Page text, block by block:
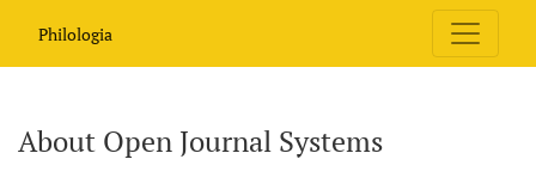
Philologia
About Open Journal Systems